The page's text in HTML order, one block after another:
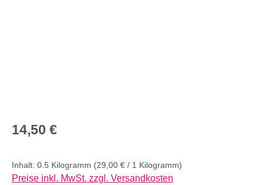
Regulärer Preis:
14,50 €
Inhalt: 0.5 Kilogramm (29,00 € / 1 Kilogramm)
Preise inkl. MwSt. zzgl. Versandkosten